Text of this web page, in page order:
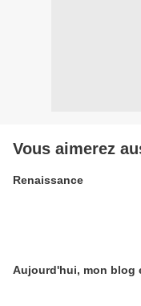
Vous aimerez
Renaissance
Aujourd'hui, mon blog